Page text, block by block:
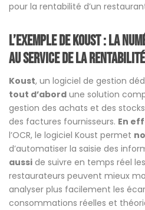
pour la rentabilité d’un
L’exemple de Koust : La
au service de la rentabilité
Koust, un logiciel de gestion
tout d’abord une solution
gestion des achats et des
des factures fournisseurs. En
l’OCR, le logiciel Koust permet
d’automatiser la saisie des
aussi de suivre en temps réel
restaurateurs peuvent mieux
analyser plus facilement les
consommations réelles et